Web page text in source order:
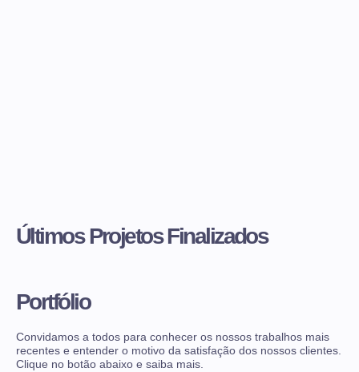
Últimos Projetos Finalizados
Portfólio
Convidamos a todos para conhecer os nossos trabalhos mais
recentes e entender o motivo da satisfação dos nossos clientes.
Clique no botão abaixo e saiba mais.